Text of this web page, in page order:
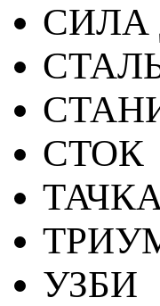
СИЛА
СТОК
УЗБИ